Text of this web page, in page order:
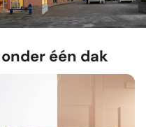
één dak